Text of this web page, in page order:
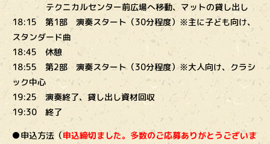
テクニカルセンター前広場へ移動、マットの貸し出し
18:15 第1部 演奏スタート（30分程度）※主に子ども向け、
スタンダード曲
18:45 休憩
18:55 第2部 演奏スタート（30分程度）※大人向け、クラシ
ック中心
19:25 演奏終了、貸し出し資材回収
19:30 終了
●申込方法（申込締切ました。多数のご応募ありがとうございま